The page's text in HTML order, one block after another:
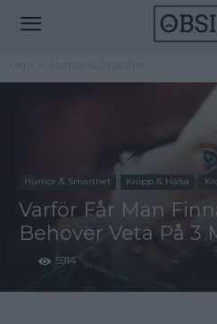
Humor & Smarthet Kropp & Hälsa
Varför Får Man
Behöver Veta På 3
5914